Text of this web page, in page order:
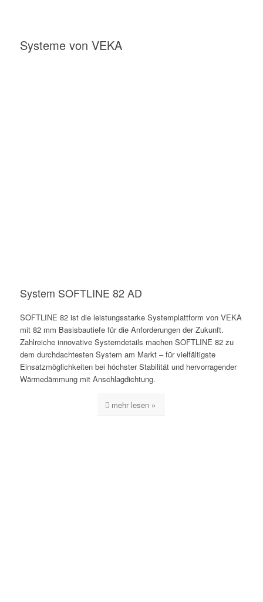
Systeme von VEKA
System SOFTLINE 82 AD
SOFTLINE 82 ist die leistungsstarke Systemplattform von VEKA
mit 82 mm Basisbautiefe für die Anforderungen der Zukunft.
Zahlreiche innovative Systemdetails machen SOFTLINE 82 zu
dem durchdachtesten System am Markt – für vielfältigste
Einsatzmöglichkeiten bei höchster Stabilität und hervorragender
Wärmedämmung mit Anschlagdichtung.
mehr lesen »